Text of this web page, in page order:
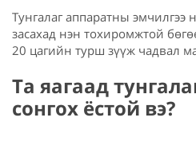
Тунгалаг аппаратны
засахад нэн тохиромжтой
20 цагийн турш зүүж чадвал
Та яагаад
сонгох ёстой вэ?